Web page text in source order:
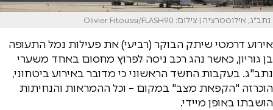
נתב"ג, אילוסטרציה | צילום: Olivier Fitoussi/FLASH90
אירוע דרמטי שיתק הבוקר (רביעי) את פעילות נמל התעופה
בן גוריון, כאשר נהג רכב ניסה לפרוץ מחסום באחד משערי
נתב"ג. בעקבות החשד הראשוני כי מדובר באירוע ביטחוני,
הוכרזה "הקפאת מצב" במקום – וכל ההמראות והנחיתות
הושבתו באופן מיידי.